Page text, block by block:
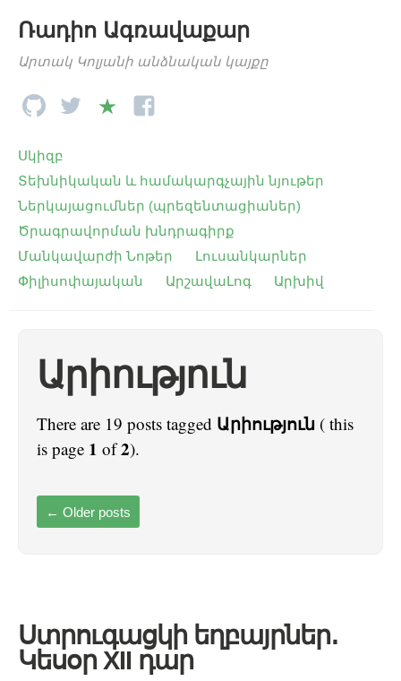
Ռադիո Ագռավաքար
Արտակ Կոլյանի անձնական կայքը
Սկիզբ
Տեխնիկական և համակարգչային նյութեր
Ներկայացումներ (պրեզենտացիաներ)
Ծրագրավորման խնդրագիրք
Մանկավարժի Նոթեր
Լուսանկարներ
Փիլիսոփայական
ԱրշավաԼոգ Արխիվ
Արիություն
There are 19 posts tagged Արիություն ( this
is page 1 of2).
← Older posts
Ստրուգացկի եղբայրներ․
Կեսօր XII դար